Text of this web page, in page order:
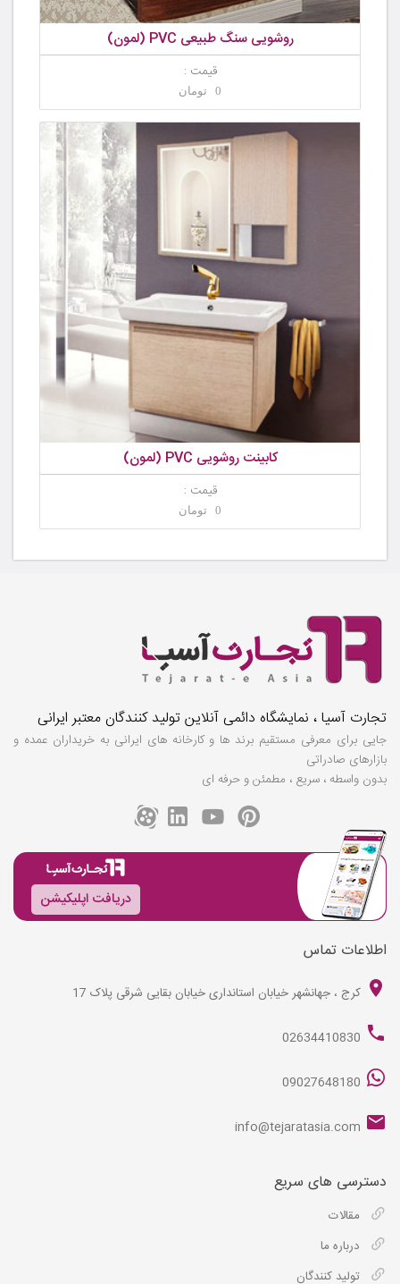
روشویی سنگ طبیعی PVC (لمون)
قیمت :
0 تومان
کابینت روشویی PVC (لمون)
قیمت :
0 تومان
تجارت آسیا ، نمایشگاه دائمی آنلاین تولید کنندگان معتبر ایرانی
جایی برای معرفی مستقیم برند ها و کارخانه های ایرانی به خریداران عمده و
بازارهای صادراتی
بدون واسطه ، سریع ، مطمئن و حرفه ای
دریافت اپلیکیشن
اطلاعات تماس
کرج ، جهانشهر خیابان استانداری خیابان بقایی شرقی پلاک 17
02634410830
09027648180
info@tejaratasia.com
دسترسی های سریع
مقالات
درباره ما
تولید کنندگان